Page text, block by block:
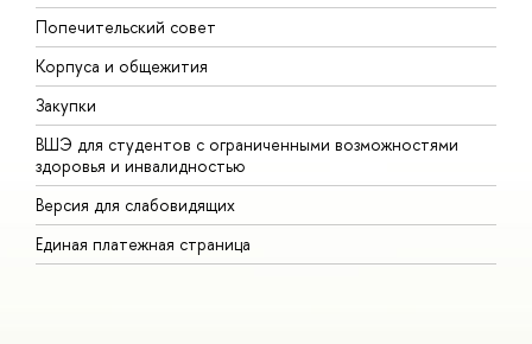
Попечительский совет
Корпуса и общежития
Закупки
ВШЭ для студентов с ограниченными возможностями
здоровья и инвалидностью
Версия для слабовидящих
Единая платежная страница